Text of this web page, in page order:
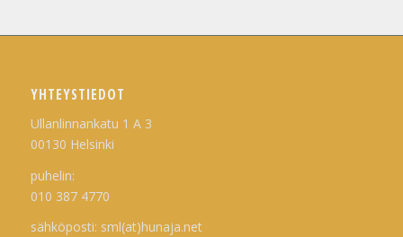
YHTEYSTIEDOT
Ullanlinnankatu 1 A 3
00130 Helsinki
puhelin:
010 387 4770
sähköposti: sml(at)hunaja.net